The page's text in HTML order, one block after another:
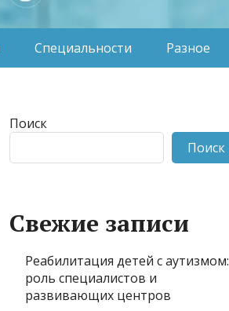
Специальности Разное
Поиск
Поиск
Свежие записи
Реабилитация детей с аутизмом:
роль специалистов и
развивающих центров